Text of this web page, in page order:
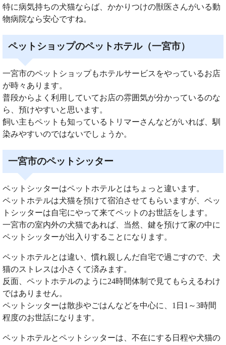
特に病気持ちの犬猫ならば、かかりつけの獣医さんがいる動
物病院なら安心ですね。
ペットショップのペットホテル（一宮市）
一宮市のペットショップもホテルサービスをやっているお店
が時々あります。
普段からよく利用していてお店の雰囲気が分かっているのな
ら、預けやすいと思います。
飼い主もペットも知っているトリマーさんなどがいれば、馴
染みやすいのではないでしょうか。
一宮市のペットシッター
ペットシッターはペットホテルとはちょっと違います。
ペットホテルは犬猫を預けて宿泊させてもらいますが、ペッ
トシッターは自宅にやって来てペットのお世話をします。
一宮市の室内外の犬猫であれば、当然、鍵を預けて家の中に
ペットシッターが出入りすることになります。
ペットホテルとは違い、慣れ親しんだ自宅で過ごすので、犬
猫のストレスは小さくて済みます。
反面、ペットホテルのように24時間体制で見てもらえるわけ
ではありません。
ペットシッターは散歩やごはんなどを中心に、1日1～3時間
程度のお世話になります。
ペットホテルとペットシッターは、不在にする日程や犬猫の